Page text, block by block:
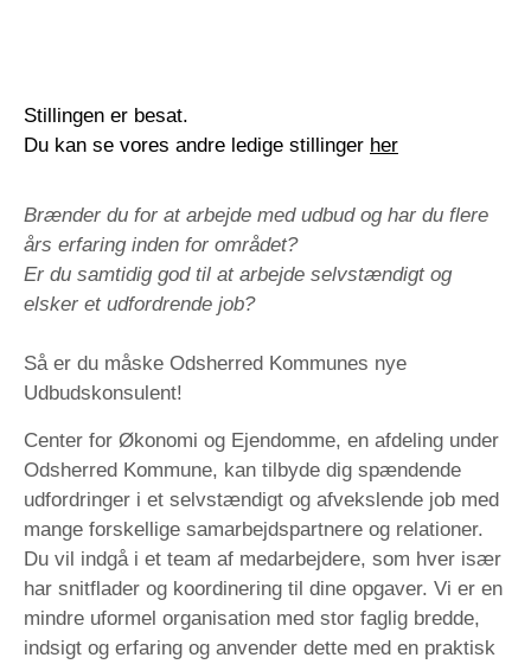
Stillingen er besat.
Du kan se vores andre ledige stillinger her
Brænder du for at arbejde med udbud og har du flere
års erfaring inden for området?
Er du samtidig god til at arbejde selvstændigt og
elsker et udfordrende job?
Så er du måske Odsherred Kommunes nye
Udbudskonsulent!
Center for Økonomi og Ejendomme, en afdeling under
Odsherred Kommune, kan tilbyde dig spændende
udfordringer i et selvstændigt og afvekslende job med
mange forskellige samarbejdspartnere og relationer.
Du vil indgå i et team af medarbejdere, som hver især
har snitflader og koordinering til dine opgaver. Vi er en
mindre uformel organisation med stor faglig bredde,
indsigt og erfaring og anvender dette med en praktisk